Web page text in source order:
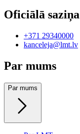
Oficiālā saziņa
+371 29340000
kanceleja@lmt.lv
Par mums
Par mums